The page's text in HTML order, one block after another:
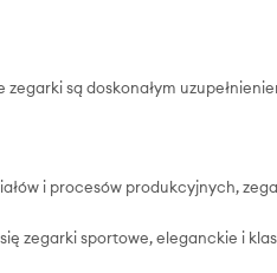
są doskonałym
i procesów produkcyjnych,
zegarki sportowe, eleganckie i